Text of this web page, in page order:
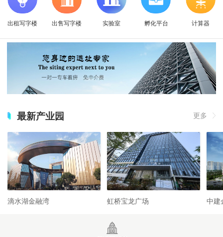
出租写字楼 出售写字楼 实验室 孵化平台 计算器
最新产业园 更多
滴水湖金融湾 虹桥宝龙广场 中建